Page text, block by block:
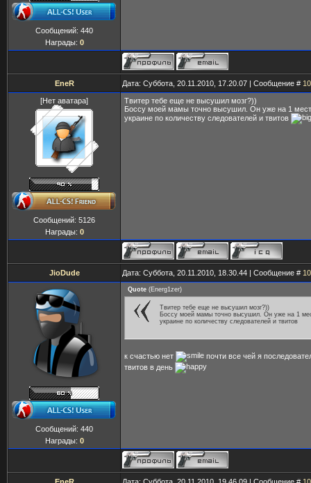
Сообщений: 440
Награды: 0
EneR Дата: Суббота, 20.11.2010, 17.20.07 | Сообщение #
[Нет аватара]
Сообщений: 5126
Награды: 0
Твитер тебе еще не высушил мозг?))
Боссу моей мамы точно высушил. Он уже на 1
украине по количеству следователей и твитов
JioDude Дата: Суббота, 20.11.2010, 18.30.44 | Сообщение #
Сообщений: 440
Награды: 0
Quote (Energ1zer)
Твитер тебе еще не высушил мозг?))
Боссу моей мамы точно высушил. Он уже на 1
украине по количеству следователей и твитов
к счастью нет
почти все чей я
твитов в день